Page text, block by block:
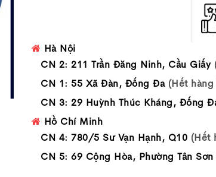
Hà Nội
CN 2: 211 Trần Đăng Ninh, Cầu Giấy
CN 1: 55 Xã Đàn, Đống Đa (Hết hàng
CN 3: 29 Huỳnh Thúc Kháng, Đống
Hồ Chí Minh
CN 4: 780/5 Sư Vạn Hạnh, Q10 (Hết
CN 5: 69 Cộng Hòa, Phường Tân